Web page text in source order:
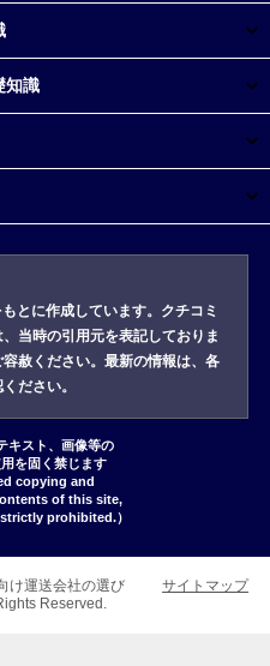
知識
とに作成しています。クチコミ
当時の引用元を表記しておりま
赦ください。最新の情報は、各
ださい。
キスト、画像等の
を固く禁じます
copying and
of this site,
prohibited.）
サイトマップ
け運送会社の選び
Reserved.